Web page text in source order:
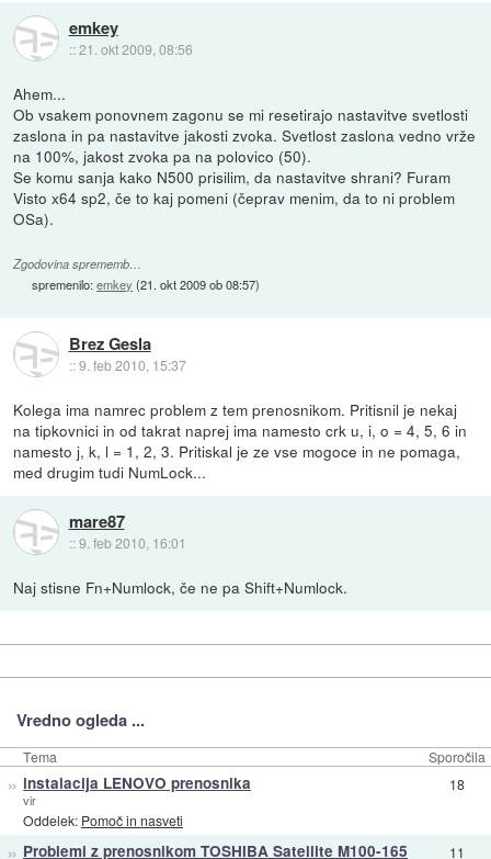
emkey
::21. okt 2009, 08:56
Ahem...
Ob vsakem ponovnem zagonu se mi resetirajo nastavitve svetlosti
zaslona in pa nastavitve jakosti zvoka. Svetlost zaslona vedno vrže
na 100%, jakost zvoka pa na polovico (50).
Se komu sanja kako N500 prisilim, da nastavitve shrani? Furam
Visto x64 sp2, če to kaj pomeni (čeprav menim, da to ni problem
OSa).
Zgodovina sprememb…
spremenilo:emkey (21. okt 2009 ob 08:57)
Brez Gesla
::9. feb 2010, 15:37
Kolega ima namrec problem z tem prenosnikom. Pritisnil je nekaj
na tipkovnici in od takrat naprej ima namesto crk u, i, o = 4, 5, 6 in
namesto j, k, l = 1, 2, 3. Pritiskal je ze vse mogoce in ne pomaga,
med drugim tudi NumLock...
mare87
::9. feb 2010, 16:01
Naj stisne Fn+Numlock, če ne pa Shift+Numlock.
Vredno ogleda ...
Tema Sporočila
» instalacija LENOVO prenosnika
vir
Oddelek: Pomoč in nasveti
18
» Problemi z prenosnikom TOSHIBA Satellite M100-165 11